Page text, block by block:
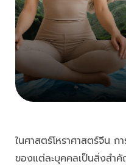
ในศาสตร์โหราศาสตร์จีน กา
ของแต่ละบุคคลเป็นสิ่งสำ